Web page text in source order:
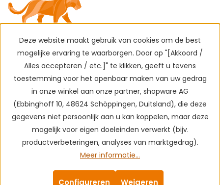
Deze website maakt gebruik van cookies om de best
mogelijke ervaring te waarborgen. Door op "[Akkoord /
Alles accepteren / etc.]" te klikken, geeft u tevens
toestemming voor het openbaar maken van uw gedrag
in onze winkel aan onze partner, shopware AG
(Ebbinghoff 10, 48624 Schöppingen, Duitsland), die deze
gegevens niet persoonlijk aan u kan koppelen, maar deze
mogelijk voor eigen doeleinden verwerkt (bijv.
productverbeteringen, analyses van marktgedrag).
Meer informatie...
Weigeren
Configureren